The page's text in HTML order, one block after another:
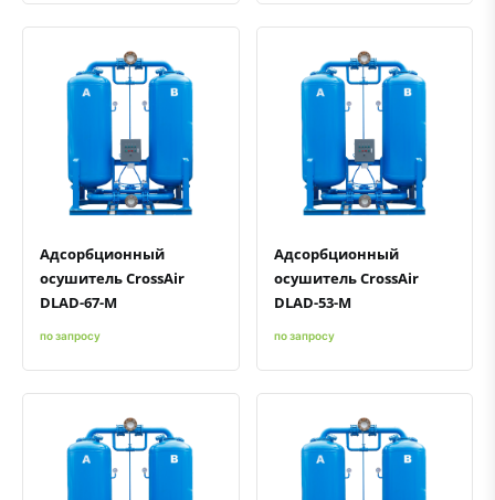
Быстрый просмотрДобавить к сравнению
Добавить в избранное
Адсорбционный
осушитель CrossAir
DLAD-67-M
по запросу
Быстрый просмотрДобавить к сравнению
Добавить в избранное
Адсорбционный
осушитель CrossAir
DLAD-53-M
по запросу